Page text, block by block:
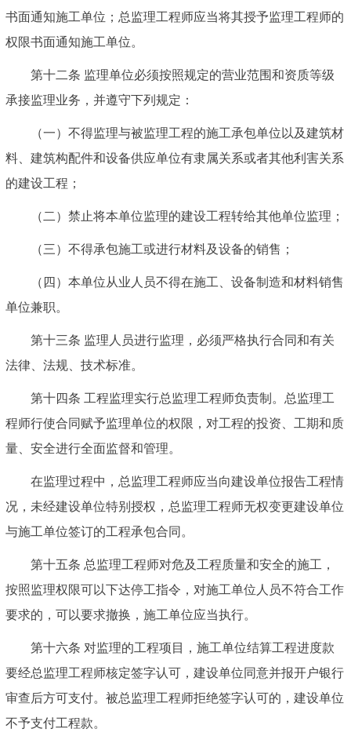
书面通知施工单位；总监理工程师应当将其授予监理工程师的
权限书面通知施工单位。
第十二条 监理单位必须按照规定的营业范围和资质等级
承接监理业务，并遵守下列规定：
（一）不得监理与被监理工程的施工承包单位以及建筑材
料、建筑构配件和设备供应单位有隶属关系或者其他利害关系
的建设工程；
（二）禁止将本单位监理的建设工程转给其他单位监理；
（三）不得承包施工或进行材料及设备的销售；
（四）本单位从业人员不得在施工、设备制造和材料销售
单位兼职。
第十三条 监理人员进行监理，必须严格执行合同和有关
法律、法规、技术标准。
第十四条 工程监理实行总监理工程师负责制。总监理工
程师行使合同赋予监理单位的权限，对工程的投资、工期和质
量、安全进行全面监督和管理。
在监理过程中，总监理工程师应当向建设单位报告工程情
况，未经建设单位特别授权，总监理工程师无权变更建设单位
与施工单位签订的工程承包合同。
第十五条 总监理工程师对危及工程质量和安全的施工，
按照监理权限可以下达停工指令，对施工单位人员不符合工作
要求的，可以要求撤换，施工单位应当执行。
第十六条 对监理的工程项目，施工单位结算工程进度款
要经总监理工程师核定签字认可，建设单位同意并报开户银行
审查后方可支付。被总监理工程师拒绝签字认可的，建设单位
不予支付工程款。